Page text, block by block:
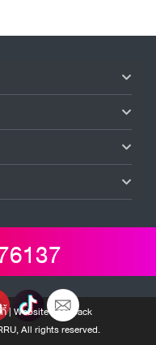
| Website Feedback
All rights reserved.